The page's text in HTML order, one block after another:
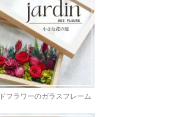
フラワーのガラスフレーム